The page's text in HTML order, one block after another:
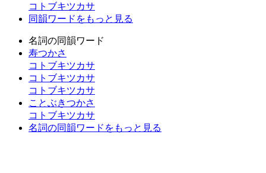
コトブキツカサ
同韻ワードをもっと見る
名詞の同韻ワード
寿つかさ
コトブキツカサ
コトブキツカサ
コトブキツカサ
ことぶきつかさ
コトブキツカサ
名詞の同韻ワードをもっと見る